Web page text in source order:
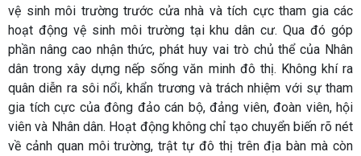
vệ sinh môi trường trước cửa nhà và tích cực tham gia các
hoạt động vệ sinh môi trường tại khu dân cư. Qua đó góp
phần nâng cao nhận thức, phát huy vai trò chủ thể của Nhân
dân trong xây dựng nếp sống văn minh đô thị. Không khí ra
quân diễn ra sôi nổi, khẩn trương và trách nhiệm với sự tham
gia tích cực của đông đảo cán bộ, đảng viên, đoàn viên, hội
viên và Nhân dân. Hoạt động không chỉ tạo chuyển biến rõ nét
về cảnh quan môi trường, trật tự đô thị trên địa bàn mà còn